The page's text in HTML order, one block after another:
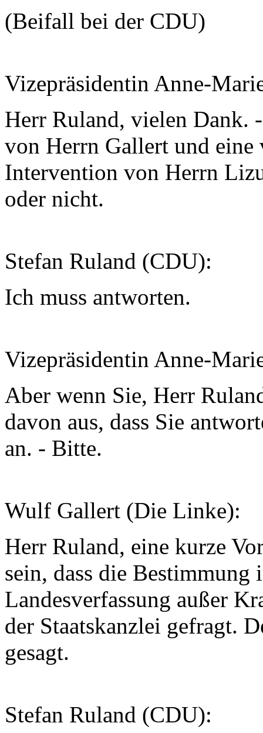
(Beifall bei der CDU)
Vizepräsidentin Anne-
Herr Ruland, vielen Dank.
von Herrn Gallert und
Intervention von Herrn
oder nicht.
Stefan Ruland (CDU):
Ich muss antworten.
Vizepräsidentin Anne-
Aber wenn Sie, Herr
davon aus, dass Sie
an. - Bitte.
Wulf Gallert (Die Linke):
Herr Ruland, eine kurze
sein, dass die Bestimmung
Landesverfassung außer
der Staatskanzlei gefragt.
gesagt.
Stefan Ruland (CDU):